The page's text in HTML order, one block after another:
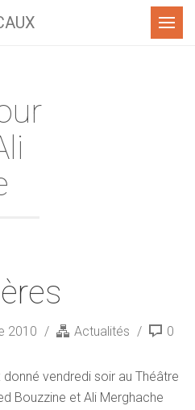
Menu
2010 Actualités 0
vendredi soir au Théâtre
Bouzzine et Ali Merghache